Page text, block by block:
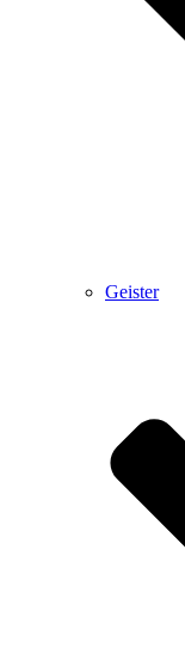
Geister